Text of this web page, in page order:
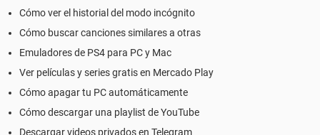
Cómo ver el historial del modo incógnito
Cómo buscar canciones similares a otras
Emuladores de PS4 para PC y Mac
Ver películas y series gratis en Mercado Play
Cómo apagar tu PC automáticamente
Cómo descargar una playlist de YouTube
Descargar videos privados en Telegram